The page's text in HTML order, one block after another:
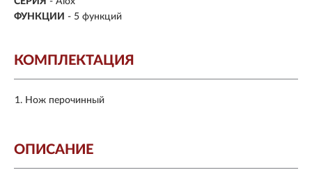
ФУНКЦИИ - 5 функций
КОМПЛЕКТАЦИЯ
Нож перочинный
ОПИСАНИЕ